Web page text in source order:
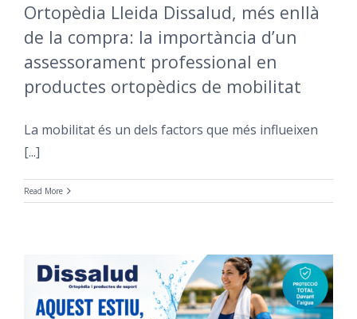
Ortopèdia Lleida Dissalud, més enllà
de la compra: la importància d’un
assessorament professional en
productes ortopèdics de mobilitat
La mobilitat és un dels factors que més influeixen
[...]
Read More